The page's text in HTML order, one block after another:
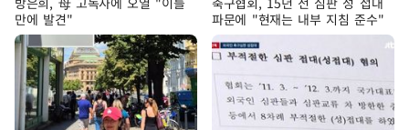
만에 발견"
파문에 "현재는 내부 지침 준수"